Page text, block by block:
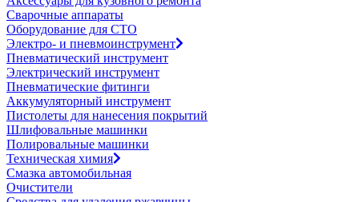
Сварочные аппараты
Оборудование для СТО
Электро- и пневмоинструмент
Пневматический инструмент
Электрический инструмент
Пневматические фитинги
Аккумуляторный инструмент
Пистолеты для нанесения покрытий
Шлифовальные машинки
Полировальные машинки
Техническая химия
Смазка автомобильная
Очистители